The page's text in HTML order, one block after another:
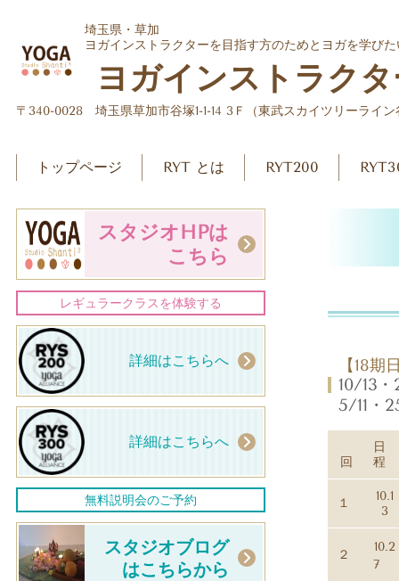
埼玉県・草加
ヨガインストラクターを目指す方のためとヨガを学び
ヨガインストラク
〒340-0028 埼玉県草加市谷塚1-1-14 3Ｆ（東武スカイツリーライン
トップページ RYT とは RYT200
【18
10/13 ・
5/11 ・
回
日
程
１
10.1
3
２
10.2
7
スタジオHPは
こちら
レギュラークラスを体験する
詳細はこちらへ
詳細はこちらへ
無料説明会のご予約
スタジオブログ
はこちらから